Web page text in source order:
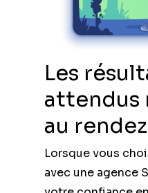
Les
attendus
au
Lorsque vous
avec une agence